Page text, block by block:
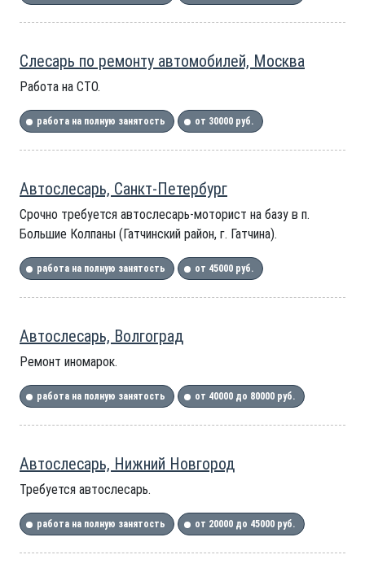
Слесарь по ремонту автомобилей, Москва
Работа на СТО.
работа на полную занятость от 30000 руб.
Автослесарь, Санкт-Петербург
Срочно требуется автослесарь-моторист на базу в п.
Большие Колпаны (Гатчинский район, г. Гатчина).
работа на полную занятость от 45000 руб.
Автослесарь, Волгоград
Ремонт иномарок.
работа на полную занятость от 40000 до 80000 руб.
Автослесарь, Нижний Новгород
Требуется автослесарь.
работа на полную занятость от 20000 до 45000 руб.